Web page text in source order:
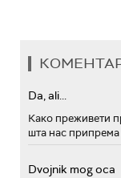
Da, ali...
Како преживети
шта нас
Dvojnik mog oca